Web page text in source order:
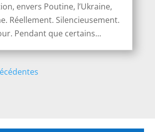
envers Poutine, l’Ukraine,
Réellement. Silencieusement.
Pendant que certains...